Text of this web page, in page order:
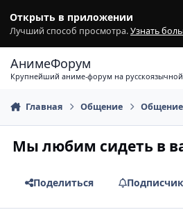
Открыть в приложении
Лучший способ просмотра.Узнать
АнимеФорум
Крупнейший аниме-форум на
Главная Общение Общение
Мы любим сидеть в
Поделиться